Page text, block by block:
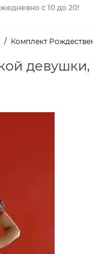
с 10 до 20!
Комплект
девушки,